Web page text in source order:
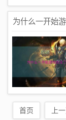
为什么一开始
首页 上